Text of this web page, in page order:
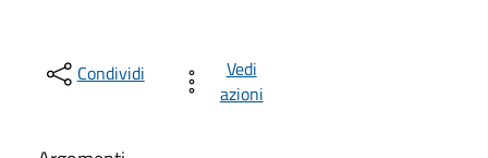
Condividi
Vedi
azioni